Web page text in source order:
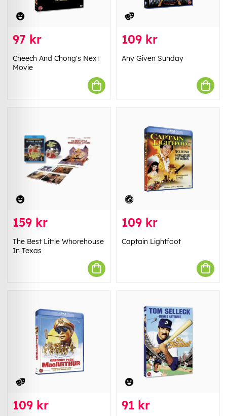
97 kr
Cheech And Chong's Next
Movie
109 kr
Any Given Sunday
159 kr
The Best Little Whorehouse
In Texas
109 kr
Captain Lightfoot
109 kr 91 kr